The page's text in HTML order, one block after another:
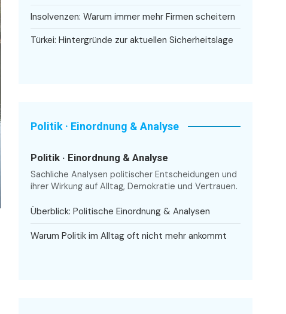
Insolvenzen: Warum immer mehr Firmen scheitern
Türkei: Hintergründe zur aktuellen Sicherheitslage
Politik · Einordnung & Analyse
Politik · Einordnung & Analyse
Sachliche Analysen politischer Entscheidungen und
ihrer Wirkung auf Alltag, Demokratie und Vertrauen.
Überblick: Politische Einordnung & Analysen
Warum Politik im Alltag oft nicht mehr ankommt